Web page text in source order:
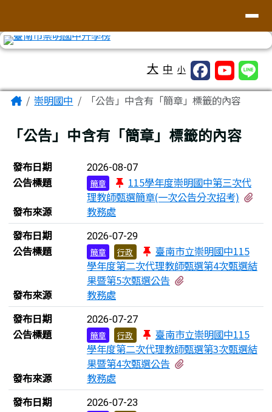
大 中 小
主內容區域
Home崇明國中 「公告」中含有「簡章」標籤的內容
「公告」中含有「簡章」標籤的內容
新聞列表
發布日期 2026-08-07
公告標題 簡章
115學年度崇明國中第三次代
理教師甄選簡章(一次公告分次招考)
發布來源
教務處
發布日期
2026-07-29
公告標題 簡章 行政
臺南市立崇明國中115
學年度第二次代理教師甄選第4次甄選結
果暨第5次甄選公告
發布來源
教務處
發布日期
2026-07-27
公告標題 簡章 行政
臺南市立崇明國中115
學年度第二次代理教師甄選第3次甄選結
果暨第4次甄選公告
發布來源
教務處
發布日期
2026-07-23
頁尾區域